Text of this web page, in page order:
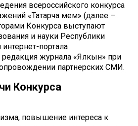
всероссийского конкурса
«Татарча мем» (далее –
Конкурса выступают
и науки Республики
интернет-портала
редакция журнала «Ялкын» при
партнерских СМИ.
Конкурса
повышение интереса к